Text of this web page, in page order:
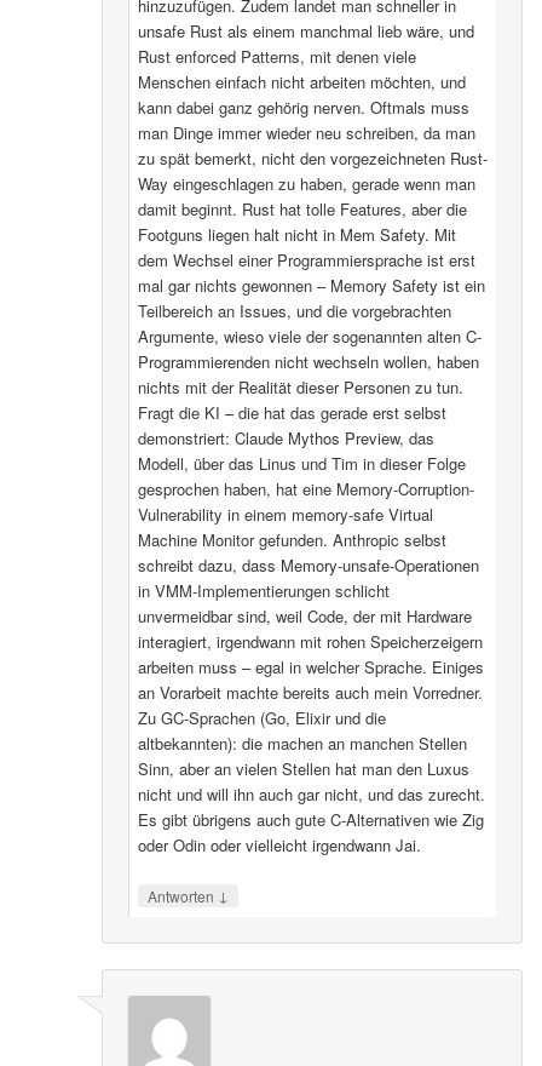
hinzuzufügen. Zudem landet man schneller in
unsafe Rust als einem manchmal lieb wäre, und
Rust enforced Patterns, mit denen viele
Menschen einfach nicht arbeiten möchten, und
kann dabei ganz gehörig nerven. Oftmals muss
man Dinge immer wieder neu schreiben, da man
zu spät bemerkt, nicht den vorgezeichneten Rust-
Way eingeschlagen zu haben, gerade wenn man
damit beginnt. Rust hat tolle Features, aber die
Footguns liegen halt nicht in Mem Safety. Mit
dem Wechsel einer Programmiersprache ist erst
mal gar nichts gewonnen – Memory Safety ist ein
Teilbereich an Issues, und die vorgebrachten
Argumente, wieso viele der sogenannten alten C-
Programmierenden nicht wechseln wollen, haben
nichts mit der Realität dieser Personen zu tun.
Fragt die KI – die hat das gerade erst selbst
demonstriert: Claude Mythos Preview, das
Modell, über das Linus und Tim in dieser Folge
gesprochen haben, hat eine Memory-Corruption-
Vulnerability in einem memory-safe Virtual
Machine Monitor gefunden. Anthropic selbst
schreibt dazu, dass Memory-unsafe-Operationen
in VMM-Implementierungen schlicht
unvermeidbar sind, weil Code, der mit Hardware
interagiert, irgendwann mit rohen Speicherzeigern
arbeiten muss – egal in welcher Sprache. Einiges
an Vorarbeit machte bereits auch mein Vorredner.
Zu GC-Sprachen (Go, Elixir und die
altbekannten): die machen an manchen Stellen
Sinn, aber an vielen Stellen hat man den Luxus
nicht und will ihn auch gar nicht, und das zurecht.
Es gibt übrigens auch gute C-Alternativen wie Zig
oder Odin oder vielleicht irgendwann Jai.
Antworten ↓